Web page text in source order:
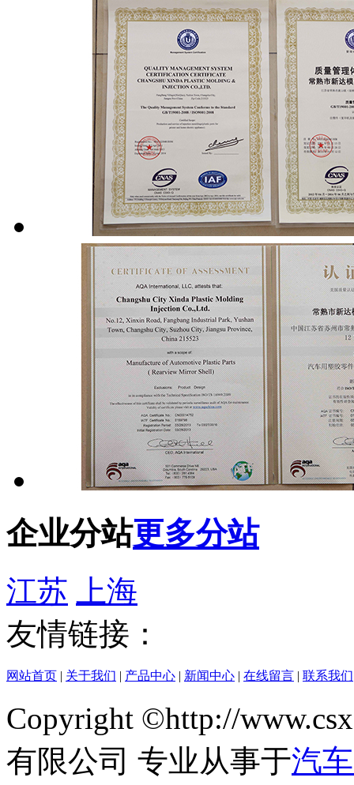
企业分站更多分站
江苏
上海
友情链接：
网站首页 | 关于我们 | 产品中心 | 新闻中心 | 在线留言 | 联系我们
Copyright ©http://
有限公司 专业从事于汽